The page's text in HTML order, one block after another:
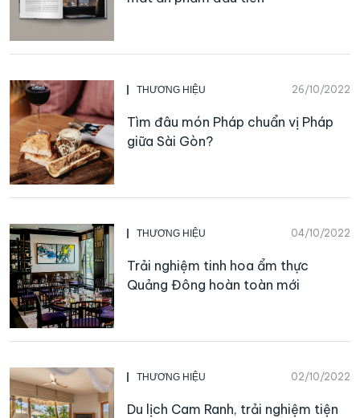
THƯƠNG HIỆU 26/10/2022
Tìm đâu món Pháp chuẩn vị Pháp
giữa Sài Gòn?
THƯƠNG HIỆU 04/10/2022
Trải nghiệm tinh hoa ẩm thực
Quảng Đông hoàn toàn mới
THƯƠNG HIỆU 02/10/2022
Du lịch Cam Ranh, trải nghiệm tiện